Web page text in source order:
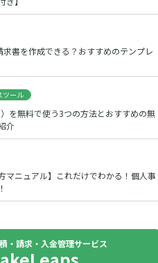
求書を作成できる？おすすめのテンプレ
ツール
を無料で使う3つの方法とおすすめの無
介
マニュアル】これだけでわかる！個人事
・請求・入金管理サービス